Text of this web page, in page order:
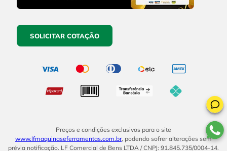
SOLICITAR COTAÇÃO
Preços e condições exclusivos para o site
www.lfmaquinaseferramentas.com.br, podendo sofrer alterações sem
prévia notificação. LF Comercial de Bens LTDA / CNPJ: 91.845.735/0004-14.